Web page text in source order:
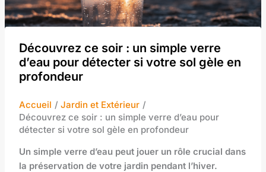
Découvrez ce soir : un simple verre
d’eau pour détecter si votre sol gèle en
profondeur
Accueil
Jardin et Extérieur
Découvrez ce soir : un simple verre d’eau pour
détecter si votre sol gèle en profondeur
Un simple verre d’eau peut jouer un rôle crucial dans
la préservation de votre jardin pendant l’hiver.